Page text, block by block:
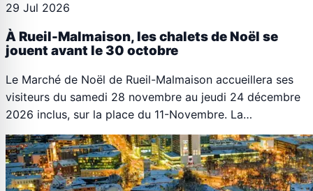
29 Jul 2026
À Rueil-Malmaison, les chalets de Noël se
jouent avant le 30 octobre
Le Marché de Noël de Rueil-Malmaison accueillera ses
visiteurs du samedi 28 novembre au jeudi 24 décembre
2026 inclus, sur la place du 11-Novembre. La…